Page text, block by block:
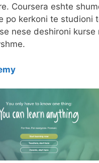
Coursera eshte
po kerkoni te studioni
nese deshironi kurse